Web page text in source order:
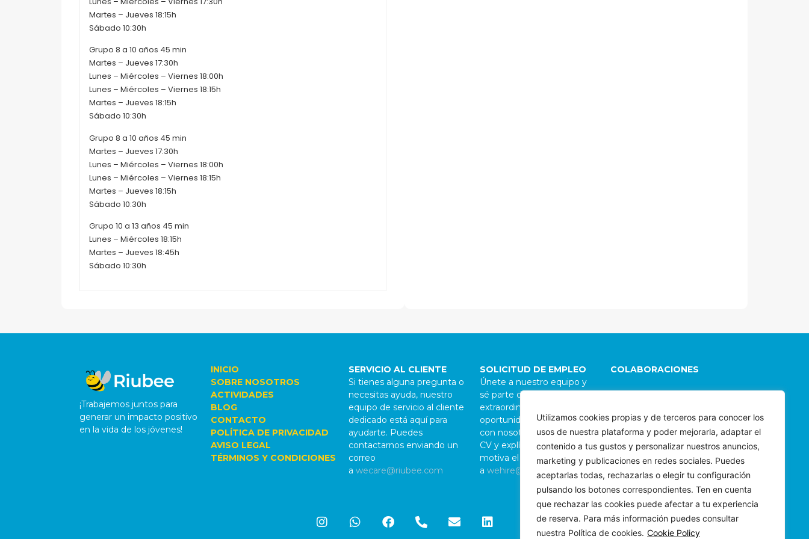
Utilizamos cookies propias y de terceros para conocer los
usos de nuestra plataforma y poder mejorarla, adaptar el
contenido a tus gustos y personalizar nuestros anuncios,
marketing y publicaciones en redes sociales. Puedes
aceptarlas todas, rechazarlas o elegir tu configuración
pulsando los botones correspondientes. Ten en cuenta
que rechazar las cookies puede afectar a tu experiencia
de reserva. Para más información puedes consultar
nuestra Política de cookies. Cookie Policy
Martes – Jueves 18:15h
Sábado 10:30h
Grupo 8 a 10 años 45 min
Martes – Jueves 17:30h
Lunes – Miércoles – Viernes 18:00h
Lunes – Miércoles – Viernes 18:15h
Martes – Jueves 18:15h
Sábado 10:30h
Grupo 8 a 10 años 45 min
Martes – Jueves 17:30h
Lunes – Miércoles – Viernes 18:00h
Lunes – Miércoles – Viernes 18:15h
Martes – Jueves 18:15h
Sábado 10:30h
Grupo 10 a 13 años 45 min
Lunes – Miércoles 18:15h
Martes – Jueves 18:45h
Sábado 10:30h
COLABORACIONES
organizaciones e individuos
alineados con nuestra
misión. Para evaluar
posibles sinergias,
contáctanos a
wepartner@riubee.com
SOLICITUD DE EMPLEO
Únete a nuestro equipo y
sé parte de algo
extraordinario. Para explorar
oportunidades de carrera
con nosotros, envíanos tu
CV y explícanos porqué te
motiva el proyecto
a wehire@riubee.com
SERVICIO AL CLIENTE
Si tienes alguna pregunta o
necesitas ayuda, nuestro
equipo de servicio al cliente
dedicado está aquí para
ayudarte. Puedes
contactarnos enviando un
correo
a wecare@riubee.com
INICIO
SOBRE NOSOTROS
ACTIVIDADES
BLOG
CONTACTO
POLÍTICA DE PRIVACIDAD
AVISO LEGAL
TÉRMINOS Y CONDICIONES
¡Trabajemos juntos para
generar un impacto positivo
en la vida de los jóvenes!